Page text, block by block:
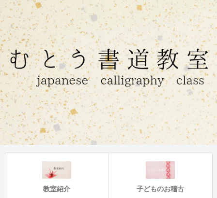
教室紹介 子どものお稽古